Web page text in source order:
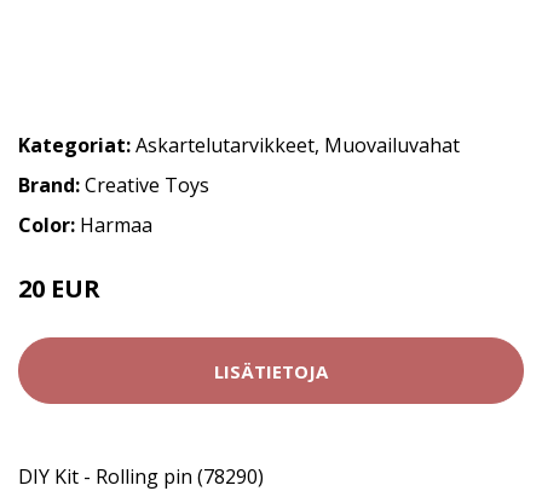
Kategoriat:Askartelutarvikkeet, Muovailuvahat
Brand:Creative Toys
Color: Harmaa
20 EUR
LISÄTIETOJA
DIY Kit - Rolling pin (78290)